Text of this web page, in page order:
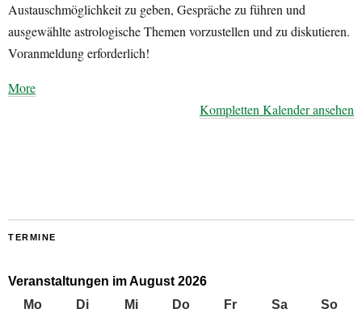
Austauschmöglichkeit zu geben, Gespräche zu führen und
ausgewählte astrologische Themen vorzustellen und zu diskutieren.
Voranmeldung erforderlich!
More
Kompletten Kalender ansehen
TERMINE
Veranstaltungen im August 2026
Mo Montag
DiDienstag
Mi Mittwoch
DoDonnerstag
FrFreitagSaSamstag
So